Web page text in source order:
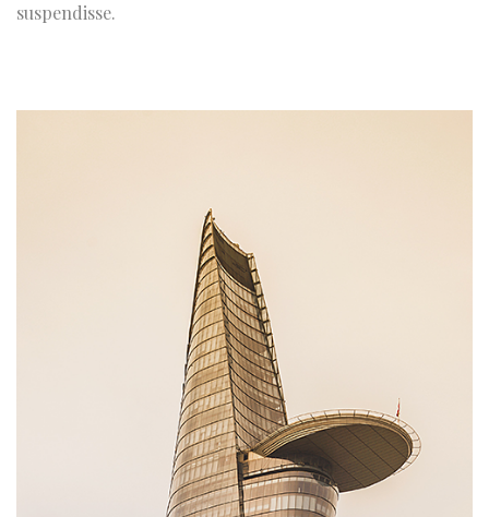
suspendisse.